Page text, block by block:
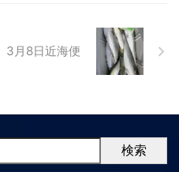
3月8日近海便
検索